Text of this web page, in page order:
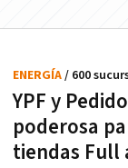
YPF y
poderosa
tiendas Full
ENERGÍA/ 600